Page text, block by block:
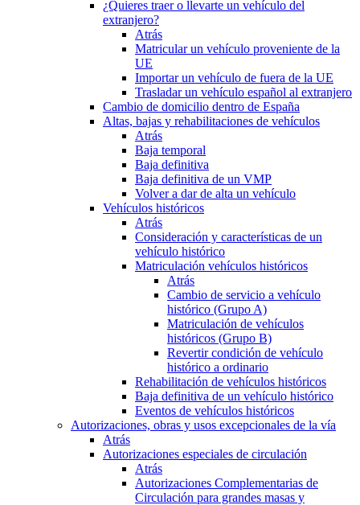
¿Quieres traer o llevarte un vehículo del
extranjero?
Atrás
Matricular un vehículo proveniente de la
UE
Importar un vehículo de fuera de la UE
Trasladar un vehículo español al extranjero
Cambio de domicilio dentro de España
Altas, bajas y rehabilitaciones de vehículos
Atrás
Baja temporal
Baja definitiva
Baja definitiva de un VMP
Volver a dar de alta un vehículo
Vehículos históricos
Atrás
Consideración y características de un
vehículo histórico
Matriculación vehículos históricos
Atrás
Cambio de servicio a vehículo
histórico (Grupo A)
Matriculación de vehículos
históricos (Grupo B)
Revertir condición de vehículo
histórico a ordinario
Rehabilitación de vehículos históricos
Baja definitiva de un vehículo histórico
Eventos de vehículos históricos
Autorizaciones, obras y usos excepcionales de la vía
Atrás
Autorizaciones especiales de circulación
Atrás
Autorizaciones Complementarias de
Circulación para grandes masas y